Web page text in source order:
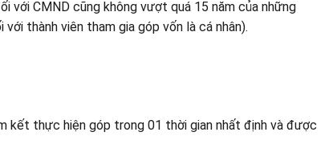
với CMND cũng không vượt quá 15 năm của những
thành viên tham gia góp vốn là cá nhân).
kết thực hiện góp trong 01 thời gian nhất định và được